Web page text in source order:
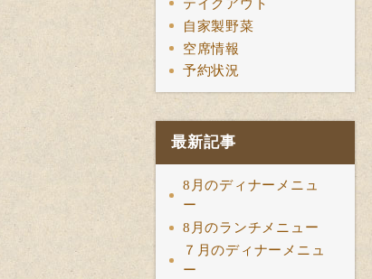
テイクアウト
自家製野菜
空席情報
予約状況
最新記事
8月のディナーメニュ
ー
8月のランチメニュー
７月のディナーメニュ
ー